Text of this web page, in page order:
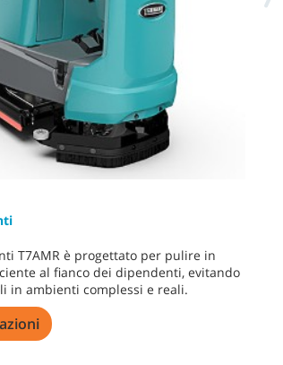
T7AMR è progettato per pulire in
al fianco dei dipendenti, evitando
in ambienti complessi e reali.